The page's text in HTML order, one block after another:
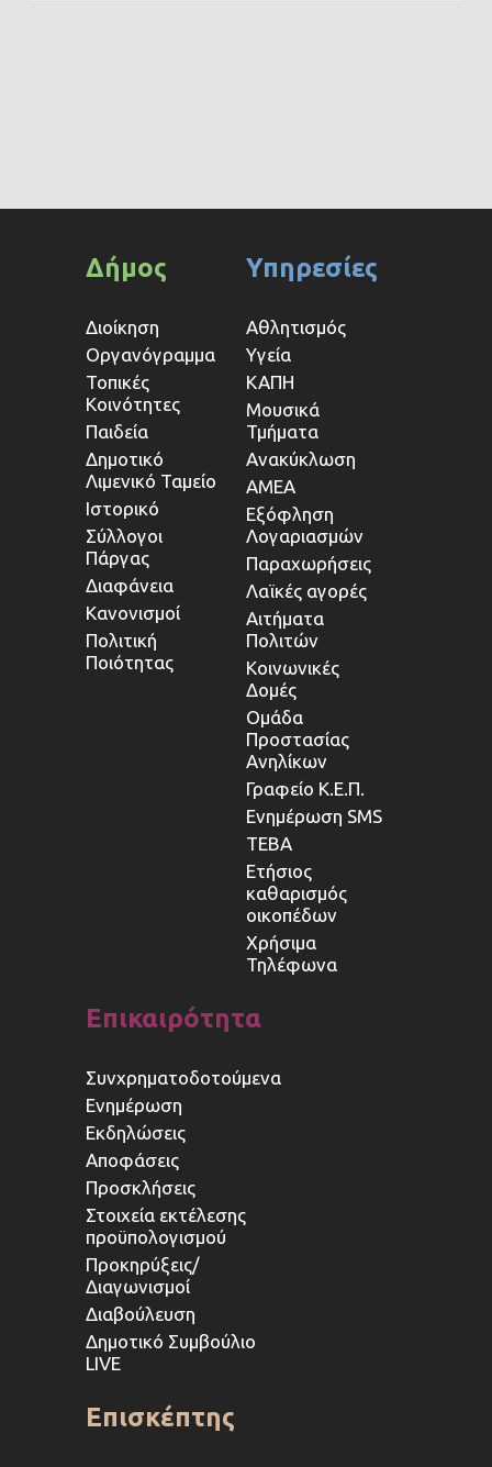
Δήμος
Διοίκηση
Οργανόγραμμα
Τοπικές
Κοινότητες
Παιδεία
Δημοτικό
Λιμενικό Ταμείο
Ιστορικό
Σύλλογοι
Πάργας
Διαφάνεια
Κανονισμοί
Πολιτική
Ποιότητας
Υπηρεσίες
Αθλητισμός
Υγεία
ΚΑΠΗ
Μουσικά
Τμήματα
Ανακύκλωση
ΑΜΕΑ
Εξόφληση
Λογαριασμών
Παραχωρήσεις
Λαϊκές αγορές
Αιτήματα
Πολιτών
Κοινωνικές
Δομές
Ομάδα
Προστασίας
Ανηλίκων
Γραφείο Κ.Ε.Π.
Ενημέρωση SMS
ΤΕΒΑ
Ετήσιος
καθαρισμός
οικοπέδων
Χρήσιμα
Τηλέφωνα
Επικαιρότητα
Συνχρηματοδοτούμενα
Ενημέρωση
Εκδηλώσεις
Αποφάσεις
Προσκλήσεις
Στοιχεία εκτέλεσης
προϋπολογισμού
Προκηρύξεις/
Διαγωνισμοί
Διαβούλευση
Δημοτικό Συμβούλιο
LIVE
Επισκέπτης